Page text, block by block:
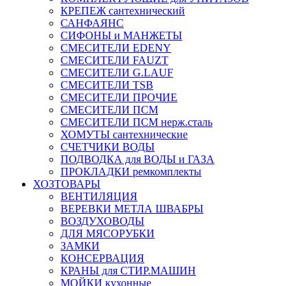
КРЕПЕЖ сантехнический
САНФАЯНС
СИФОНЫ и МАНЖЕТЫ
СМЕСИТЕЛИ EDENY
СМЕСИТЕЛИ FAUZT
СМЕСИТЕЛИ G.LAUF
СМЕСИТЕЛИ TSB
СМЕСИТЕЛИ ПРОЧИЕ
СМЕСИТЕЛИ ПСМ
СМЕСИТЕЛИ ПСМ нерж.сталь
ХОМУТЫ сантехнические
СЧЕТЧИКИ ВОДЫ
ПОДВОДКА для ВОДЫ и ГАЗА
ПРОКЛАДКИ ремкомплекты
ХОЗТОВАРЫ
ВЕНТИЛЯЦИЯ
ВЕРЕВКИ МЕТЛА ШВАБРЫ
ВОЗДУХОВОДЫ
ДЛЯ МЯСОРУБКИ
ЗАМКИ
КОНСЕРВАЦИЯ
КРАНЫ для СТИР.МАШИН
МОЙКИ кухонные